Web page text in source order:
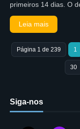
primeiros 14 dias. O
Leia mais
Página 1 de 239 1
30
Siga-nos